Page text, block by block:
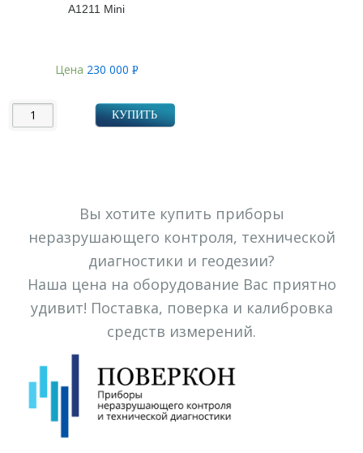
А1211 Mini
Цена 230 000 Р
КУПИТЬ
Вы хотите купить приборы
неразрушающего контроля, технической
диагностики и геодезии?
Наша цена на оборудование Вас приятно
удивит! Поставка, поверка и калибровка
средств измерений.